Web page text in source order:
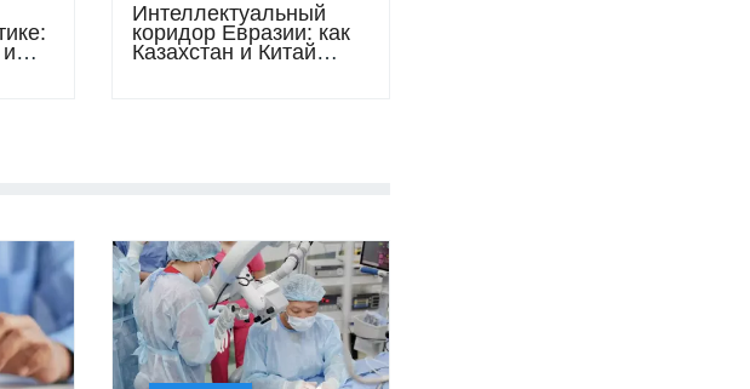
Интеллектуальный
коридор Евразии: как
Казахстан и Китай